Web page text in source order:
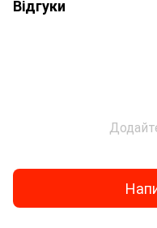
Шкільний рюкзак
Термос для напоїв
Дитяча розмальовка
Набір масляних фарб
Відгуки